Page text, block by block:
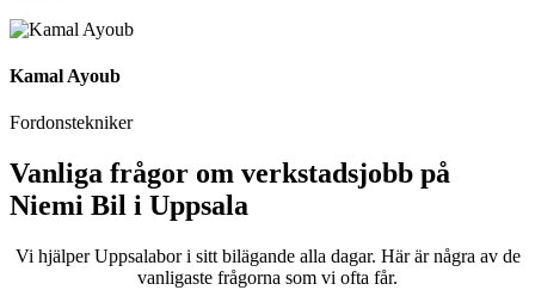
Kamal Ayoub
Fordonstekniker
Vanliga frågor om verkstadsjobb på
Niemi Bil i Uppsala
Vi hjälper Uppsalabor i sitt bilägande alla dagar. Här är några av de
vanligaste frågorna som vi ofta får.